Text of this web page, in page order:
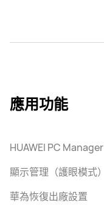
應用功能
HUAWEI PC Manager
顯示管理（護眼模式）
華為恢復出廠設置